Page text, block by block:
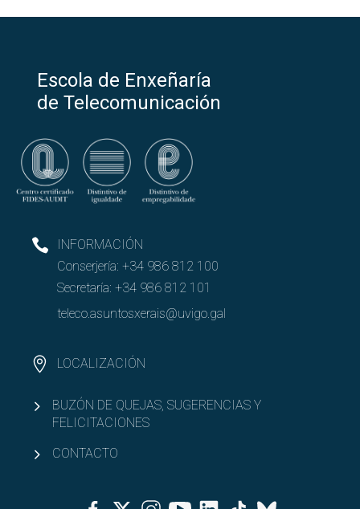
Escola de Enxeñaría
de Telecomunicación
INFORMACIÓN
Conserjería: +34 986 812 100
Secretaría: +34 986 812 101
teleco.asuntosxerais@uvigo.gal
LOCALIZACIÓN
BUZÓN DE QUEJAS, SUGERENCIAS Y
FELICITACIONES
CONTACTO
FacebookTwitterInstagramYoutubeLinkedinTiktok